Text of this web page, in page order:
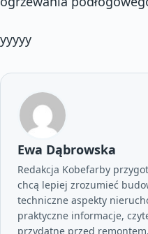
yyyyy
Ewa Dąbrowska
Redakcja Kobefarby
chcą lepiej zrozumieć
techniczne aspekty
praktyczne informacje,
przydatne przed